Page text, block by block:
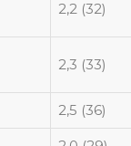
2,2 (32)
2,3 (33)
2,5 (36)